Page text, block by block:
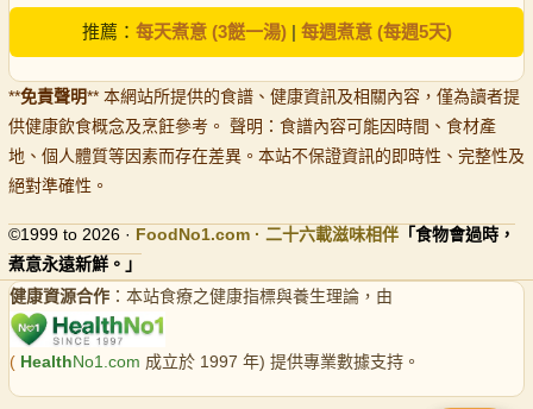
推薦： 每天煮意 (3餸一湯)| 每週煮意 (每週5天)
**免責聲明** 本網站所提供的食譜、健康資訊及相關內容，僅為讀者提
供健康飲食概念及烹飪參考。 聲明：食譜內容可能因時間、食材產
地、個人體質等因素而存在差異。本站不保證資訊的即時性、完整性及
絕對準確性。
©1999 to 2026 · FoodNo1.com · 二十六載滋味相伴 「食物會過時，
煮意永遠新鮮。」
健康資源合作 ：本站食療之健康指標與養生理論，由
( HealthNo1.com 成立於 1997 年) 提供專業數據支持。